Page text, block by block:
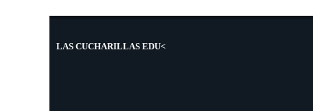
LAS CUCHARILLAS EDU<